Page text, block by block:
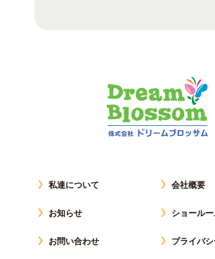
私達について
お知らせ
お問い合わせ
会社概要
ショールー
プライバ